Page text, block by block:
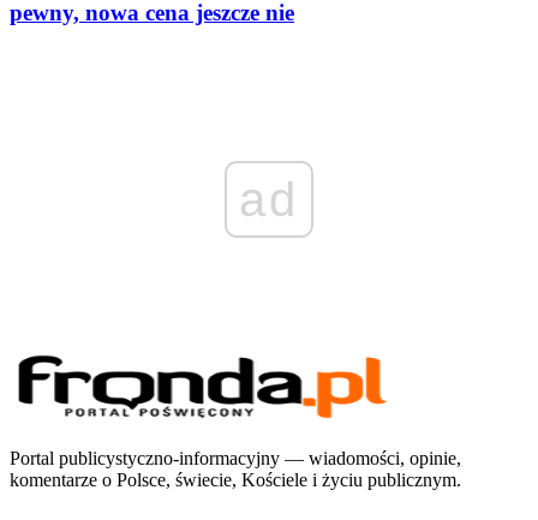
pewny, nowa cena jeszcze nie
ad
Portal publicystyczno-informacyjny — wiadomości, opinie,
komentarze o Polsce, świecie, Kościele i życiu publicznym.